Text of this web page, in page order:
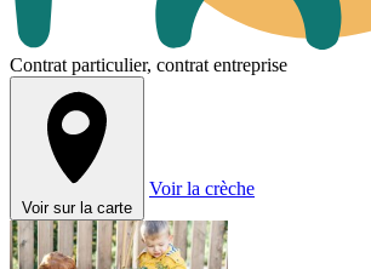
Contrat particulier, contrat entreprise
Voir sur la carte
Voir la crèche